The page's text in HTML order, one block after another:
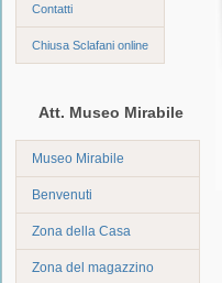
Contatti
Chiusa Sclafani online
Att. Museo Mirabile
Museo Mirabile
Benvenuti
Zona della Casa
Zona del magazzino